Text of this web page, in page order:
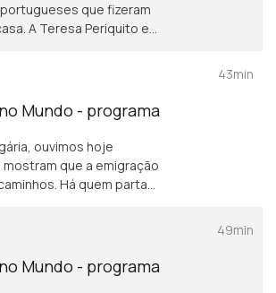
que fizeram
A Teresa Periquito em
Mundo - programa
ouvimos hoje
que a emigração
Há quem parta
43min
Mundo - programa
49min